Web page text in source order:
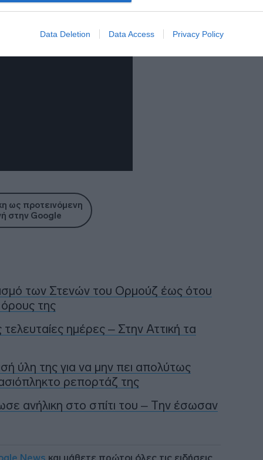
Data Deletion Data Access Privacy Policy
ως προτεινόμενη
στην Google
των Στενών του Ορμούζ έως ότου
της
τελευταίες ημέρες – Στην Αττική τα
ύλη της για να μην πει απολύτως
ρεπορτάζ της
ανήλικη στο σπίτι του – Την έσωσαν
News και μάθετε πρώτοι όλες τις ειδήσεις